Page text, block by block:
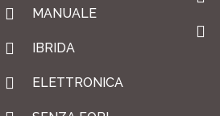
MANUALE
IBRIDA
ELETTRONICA